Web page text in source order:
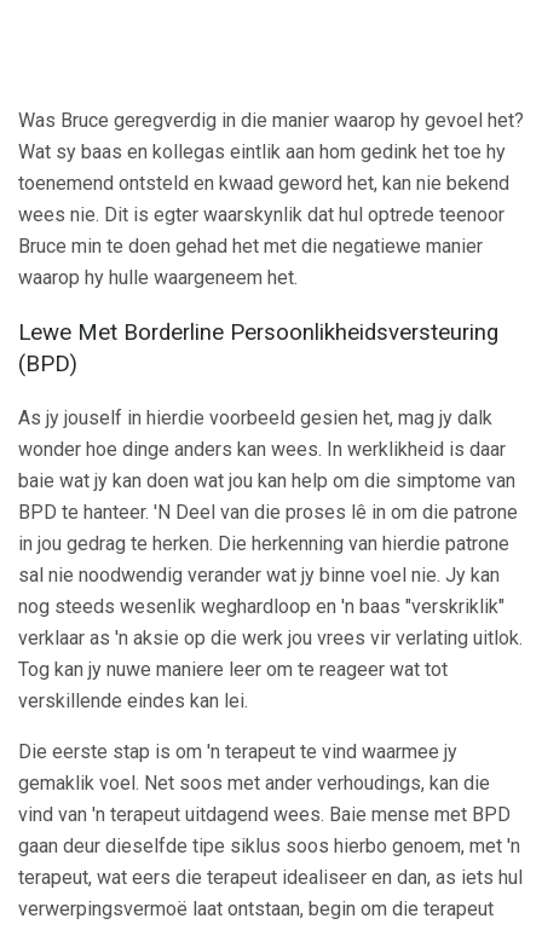
Was Bruce geregverdig in die manier waarop hy gevoel het?
Wat sy baas en kollegas eintlik aan hom gedink het toe hy
toenemend ontsteld en kwaad geword het, kan nie bekend
wees nie. Dit is egter waarskynlik dat hul optrede teenoor
Bruce min te doen gehad het met die negatiewe manier
waarop hy hulle waargeneem het.
Lewe Met Borderline Persoonlikheidsversteuring
(BPD)
As jy jouself in hierdie voorbeeld gesien het, mag jy dalk
wonder hoe dinge anders kan wees. In werklikheid is daar
baie wat jy kan doen wat jou kan help om die simptome van
BPD te hanteer. 'N Deel van die proses lê in om die patrone
in jou gedrag te herken. Die herkenning van hierdie patrone
sal nie noodwendig verander wat jy binne voel nie. Jy kan
nog steeds wesenlik weghardloop en 'n baas "verskriklik"
verklaar as 'n aksie op die werk jou vrees vir verlating uitlok.
Tog kan jy nuwe maniere leer om te reageer wat tot
verskillende eindes kan lei.
Die eerste stap is om 'n terapeut te vind waarmee jy
gemaklik voel. Net soos met ander verhoudings, kan die
vind van 'n terapeut uitdagend wees. Baie mense met BPD
gaan deur dieselfde tipe siklus soos hierbo genoem, met 'n
terapeut, wat eers die terapeut idealiseer en dan, as iets hul
verwerpingsvermoë laat ontstaan, begin om die terapeut